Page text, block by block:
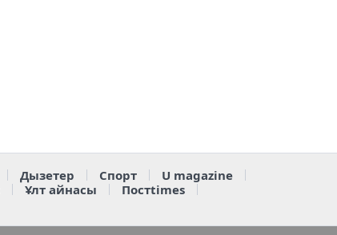
Дызетер Спорт
U magazine
Ұлт айнасы
Постtimes